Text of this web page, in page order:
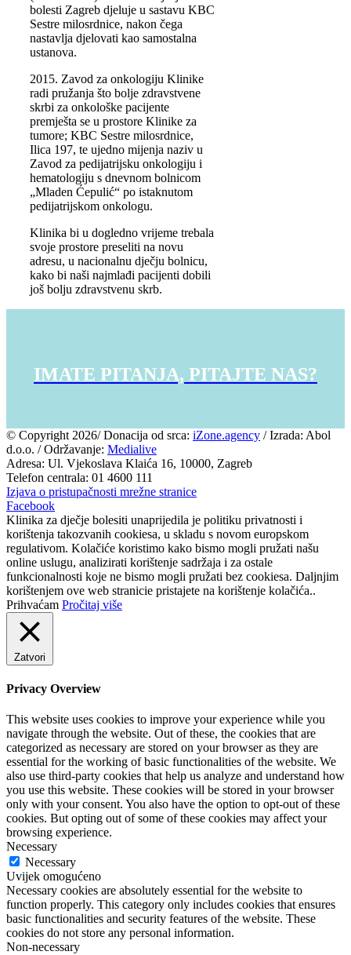
bolesti Zagreb djeluje u sastavu KBC
Sestre milosrdnice, nakon čega
nastavlja djelovati kao samostalna
ustanova.
2015. Zavod za onkologiju Klinike
radi pružanja što bolje zdravstvene
skrbi za onkološke pacijente
premješta se u prostore Klinike za
tumore; KBC Sestre milosrdnice,
Ilica 197, te ujedno mijenja naziv u
Zavod za pedijatrijsku onkologiju i
hematologiju s dnevnom bolnicom
„Mladen Ćepulić“ po istaknutom
pedijatrijskom onkologu.
Klinika bi u dogledno vrijeme trebala
svoje prostore preseliti na novu
adresu, u nacionalnu dječju bolnicu,
kako bi naši najmlađi pacijenti dobili
još bolju zdravstvenu skrb.
IMATE PITANJA, PITAJTE NAS?
© Copyright 2026/ Donacija od srca: iZone.agency / Izrada: Abol
d.o.o. / Održavanje: Medialive
Adresa: Ul. Vjekoslava Klaića 16, 10000, Zagreb
Telefon centrala: 01 4600 111
Izjava o pristupačnosti mrežne stranice
Facebook
Klinika za dječje bolesiti unaprijedila je politiku privatnosti i
korištenja takozvanih cookiesa, u skladu s novom europskom
regulativom. Kolačiće koristimo kako bismo mogli pružati našu
online uslugu, analizirati korištenje sadržaja i za ostale
funkcionalnosti koje ne bismo mogli pružati bez cookiesa. Daljnjim
korištenjem ove web stranicie pristajete na korištenje kolačića..
Prihvaćam Pročitaj više
Zatvori
Privacy Overview
This website uses cookies to improve your experience while you
navigate through the website. Out of these, the cookies that are
categorized as necessary are stored on your browser as they are
essential for the working of basic functionalities of the website. We
also use third-party cookies that help us analyze and understand how
you use this website. These cookies will be stored in your browser
only with your consent. You also have the option to opt-out of these
cookies. But opting out of some of these cookies may affect your
browsing experience.
Necessary
Necessary
Uvijek omogućeno
Necessary cookies are absolutely essential for the website to
function properly. This category only includes cookies that ensures
basic functionalities and security features of the website. These
cookies do not store any personal information.
Non-necessary